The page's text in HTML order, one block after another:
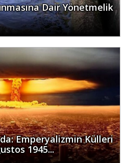
Dair Yönetmelik
Emperyalizmin Külleri
1945...